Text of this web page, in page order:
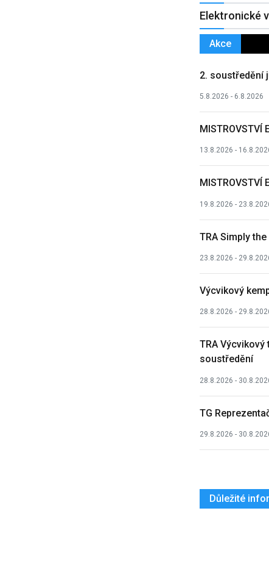
Elektronické
Akce
2. soustředění
5.8.2026 - 6.8.2026
MISTROVSTVÍ
13.8.2026 -
MISTROVSTVÍ
19.8.2026 -
TRA Simply
23.8.2026 -
Výcvikový
28.8.2026 -
TRA
soustředění
28.8.2026 -
TG
29.8.2026 -
Důležité